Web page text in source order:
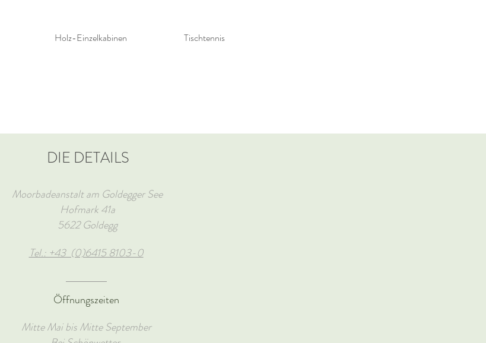
Holz-Einzelkabinen Tischtennis
DIE DETAILS
Moorbadeanstalt am Goldegger See
Hofmark 41a
5622 Goldegg
Tel.: +43 (0)6415 8103-0
Öffnungszeiten
Mitte Mai bis Mitte September